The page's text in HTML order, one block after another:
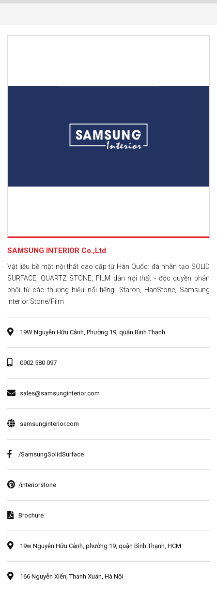
SAMSUNG INTERIOR Co.,Ltd
Vật liệu bề mặt nội thất cao cấp từ Hàn Quốc: đá nhân tạo SOLID
SURFACE, QUARTZ STONE, FILM dán nội thất - độc quyền phân
phối từ các thương hiệu nổi tiếng: Staron, HanStone, Samsung
Interior Stone/Film
19W Nguyễn Hữu Cảnh, Phường 19, quận Bình Thạnh
0902 580 097
sales@samsunginterior.com
samsunginterior.com
/SamsungSolidSurface
/interiorstone
Brochure
19w Nguyễn Hữu Cảnh, phường 19, quận Bình Thạnh, HCM
166 Nguyễn Xiển, Thanh Xuân, Hà Nội